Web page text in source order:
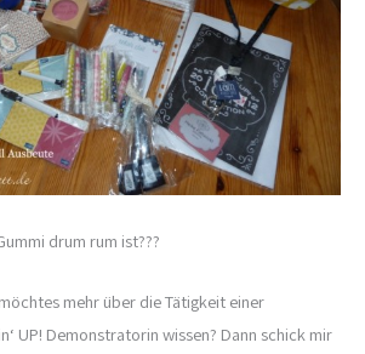
drum rum ist???
mehr über die Tätigkeit einer
UP! Demonstratorin wissen? Dann schick mir